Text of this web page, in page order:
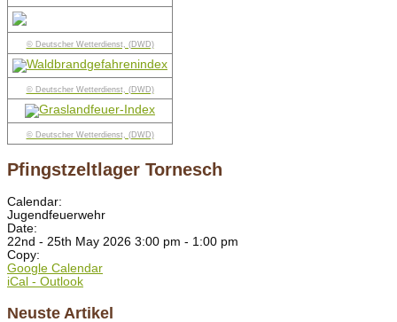
© Deutscher Wetterdienst, (DWD)
© Deutscher Wetterdienst, (DWD)
© Deutscher Wetterdienst, (DWD)
Pfingstzeltlager Tornesch
Calendar:
Jugendfeuerwehr
Date:
22nd - 25th May 2026 3:00 pm - 1:00 pm
Copy:
Google Calendar
iCal - Outlook
Neuste Artikel